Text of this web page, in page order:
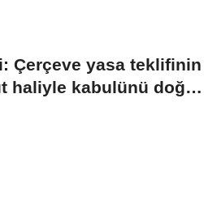
Çerçeve yasa teklifinin
haliyle kabulünü doğru